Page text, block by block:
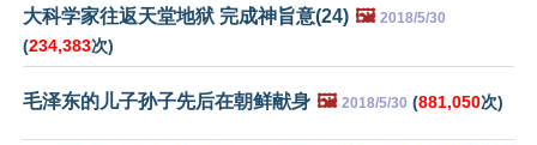
大科学家往返天堂地狱 完成神旨意(24) 🖼️ 2018/5/30
(234,383次)
毛泽东的儿子孙子先后在朝鲜献身 🖼️ 2018/5/30 (881,050次)